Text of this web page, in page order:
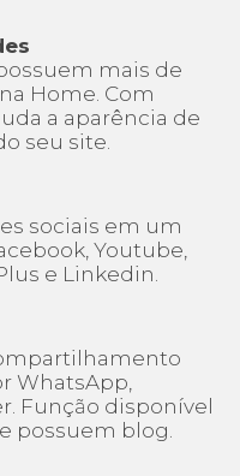
mais de
Home. Com
a aparência de
seu site.
sociais em um
Youtube,
e Linkedin.
WhatsApp,
Função disponível
possuem blog.